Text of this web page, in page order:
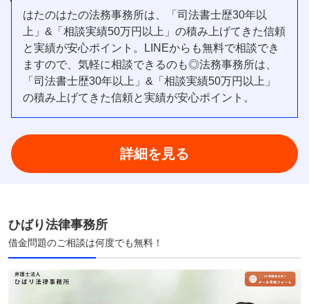
はたのはたの法務事務所は、「司法書士歴30年以
上」&「相談実績50万円以上」の積み上げてきた信頼
と実績が安心ポイント。LINEからも無料で相談でき
ますので、気軽に相談できるのも◎法務事務所は、
「司法書士歴30年以上」&「相談実績50万円以上」
の積み上げてきた信頼と実績が安心ポイント。
詳細を見る
ひばり法律事務所
借金問題のご相談は何度でも無料！